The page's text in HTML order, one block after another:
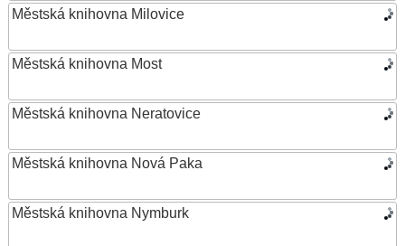
Městská knihovna Milovice
Městská knihovna Most
Městská knihovna Neratovice
Městská knihovna Nová Paka
Městská knihovna Nymburk